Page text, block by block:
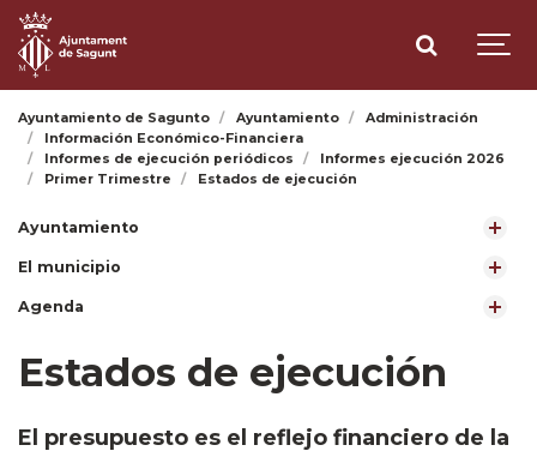
Ayuntamiento de Sagunto Ayuntamiento
Administración
Información Económico-Financiera
Informes de ejecución periódicos
Informes ejecución 2026
Primer Trimestre
Estados de ejecución
Ayuntamiento
El municipio
Agenda
Estados de ejecución
El presupuesto es el reflejo financiero de la